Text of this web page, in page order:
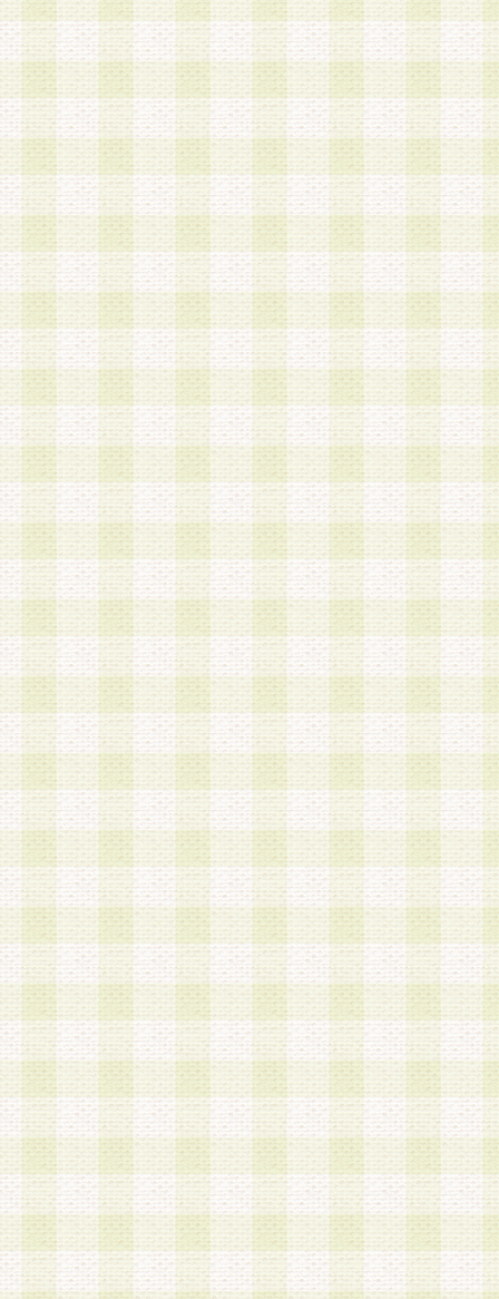
a.既に登録されている会員と同一のメールアドレ
録する場合
b.本サービスと同様のサービスを提供している企
業に従事していると思われる本人またはその家族
場合
c.その他当社が不適切と判断する場合
2.当社は、会員登録希望者を会員として承認する
した 場合、会員登録希望者による会員登録手続
による承認後の場合であっても、会員登録の取り
の抹消を、当社が適切と判 断する方法・手段に
とができるものとします。
3.会員登録希望者が18歳未満、成年被後見人、被
人 である場合は、親権者などの法定代理人の同
録を行うものとします。なお、義務教育学齢に該
者については、登録時に 当社が別途定める方法
権者による承認手続きを行うものとします。
第3条 会員の登録方法
1.会員登録手続きは、会員登録希望者本人が行う
る登録は一切認められないものとします。
2.会員登録希望者は、本規約に同意の後、当社指
画 面」において、当社が指定する必要事項を入
を行うものとします。当社は、会員登録を承認し
会員として本サービスを 受けるためのログイン
を付与します。
3.会員は、会員登録の際に申告する登録情報の全
いかなる虚偽の申告をも行ってはならないものと
4.会員は、複数のログインＩＤおよびパスワード
いものとします。
第4条 ログインIDおよびパスワードの管理
1.会員は、会員登録後、本サイト内にて本サービ
加する際には、前条に基づき当社から付与された
スワードを使用するものとします。
2.登録の際に当社が付与したログインIDおよびパ
の使用に関しては、全て会員本人がその責任を負
3.会員は、当社から付与されたログインIDおよび
貸与、名義変更、売買その他形態を問わず第三者
ならないものとします。
4.当社は、会員によるログインIDおよびパスワー
盗用など第三者の利用に伴う損害の発生について